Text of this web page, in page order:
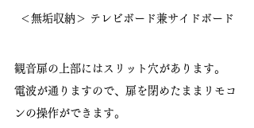
＜無垢収納＞ テレビボード兼サイドボード
観音扉の上部にはスリット穴があります。
電波が通りますので、扉を閉めたままリモコ
ンの操作ができます。